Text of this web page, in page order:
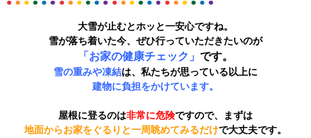
大雪が止むとホッと一安心ですね。
雪が落ち着いた今、ぜひ行っていただきたいのが
「 お家の健康チェック」 です。
雪の重みや凍結は、私たちが思っている以上に
建物に負担をかけています。
屋根に登るのは非常に危険ですので、まずは
地面からお家をぐるりと一周眺めてみるだけで大丈夫です。